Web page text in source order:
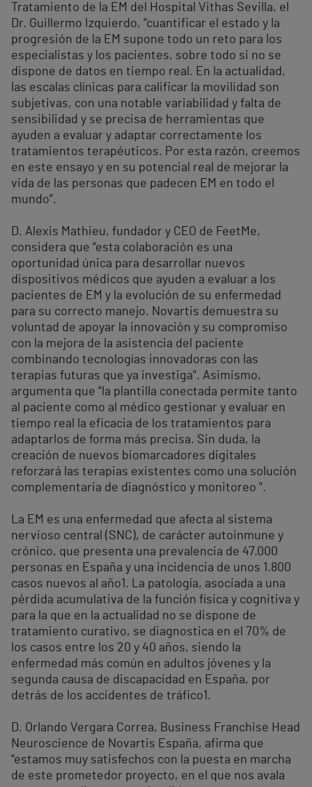
Tratamiento de la EM del Hospital Vithas Sevilla, el
Dr. Guillermo Izquierdo, “cuantificar el estado y la
progresión de la EM supone todo un reto para los
especialistas y los pacientes, sobre todo si no se
dispone de datos en tiempo real. En la actualidad,
las escalas clínicas para calificar la movilidad son
subjetivas, con una notable variabilidad y falta de
sensibilidad y se precisa de herramientas que
ayuden a evaluar y adaptar correctamente los
tratamientos terapéuticos. Por esta razón, creemos
en este ensayo y en su potencial real de mejorar la
vida de las personas que padecen EM en todo el
mundo”.
D. Alexis Mathieu, fundador y CEO de FeetMe,
considera que “esta colaboración es una
oportunidad única para desarrollar nuevos
dispositivos médicos que ayuden a evaluar a los
pacientes de EM y la evolución de su enfermedad
para su correcto manejo. Novartis demuestra su
voluntad de apoyar la innovación y su compromiso
con la mejora de la asistencia del paciente
combinando tecnologías innovadoras con las
terapias futuras que ya investiga". Asimismo,
argumenta que “la plantilla conectada permite tanto
al paciente como al médico gestionar y evaluar en
tiempo real la eficacia de los tratamientos para
adaptarlos de forma más precisa. Sin duda, la
creación de nuevos biomarcadores digitales
reforzará las terapias existentes como una solución
complementaria de diagnóstico y monitoreo ".
La EM es una enfermedad que afecta al sistema
nervioso central (SNC), de carácter autoinmune y
crónico, que presenta una prevalencia de 47.000
personas en España y una incidencia de unos 1.800
casos nuevos al año1 . La patología, asociada a una
pérdida acumulativa de la función física y cognitiva y
para la que en la actualidad no se dispone de
tratamiento curativo, se diagnostica en el 70% de
los casos entre los 20 y 40 años, siendo la
enfermedad más común en adultos jóvenes y la
segunda causa de discapacidad en España, por
detrás de los accidentes de tráfico1 .
D. Orlando Vergara Correa, Business Franchise Head
Neuroscience de Novartis España, afirma que
“estamos muy satisfechos con la puesta en marcha
de este prometedor proyecto, en el que nos avala